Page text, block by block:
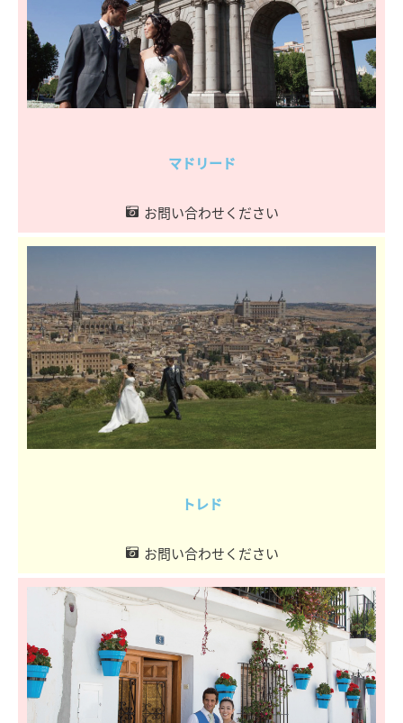
マドリード
お問い合わせください
トレド
お問い合わせください